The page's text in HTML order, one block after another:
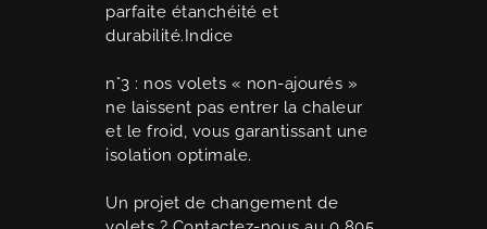
parfaite étanchéité et
durabilité.Indice
n°3 : nos volets « non-ajourés »
ne laissent pas entrer la chaleur
et le froid, vous garantissant une
isolation optimale.
Un projet de changement de